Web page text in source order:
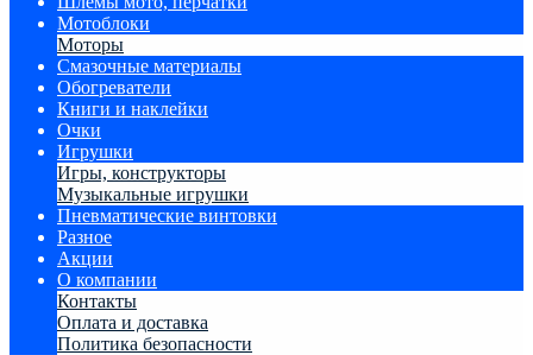
Мотоблоки
Моторы
Смазочные материалы
Обогреватели
Книги и наклейки
Очки
Игрушки
Игры, конструкторы
Музыкальные игрушки
Пневматические винтовки
Разное
Акции
О компании
Контакты
Оплата и доставка
Политика безопасности